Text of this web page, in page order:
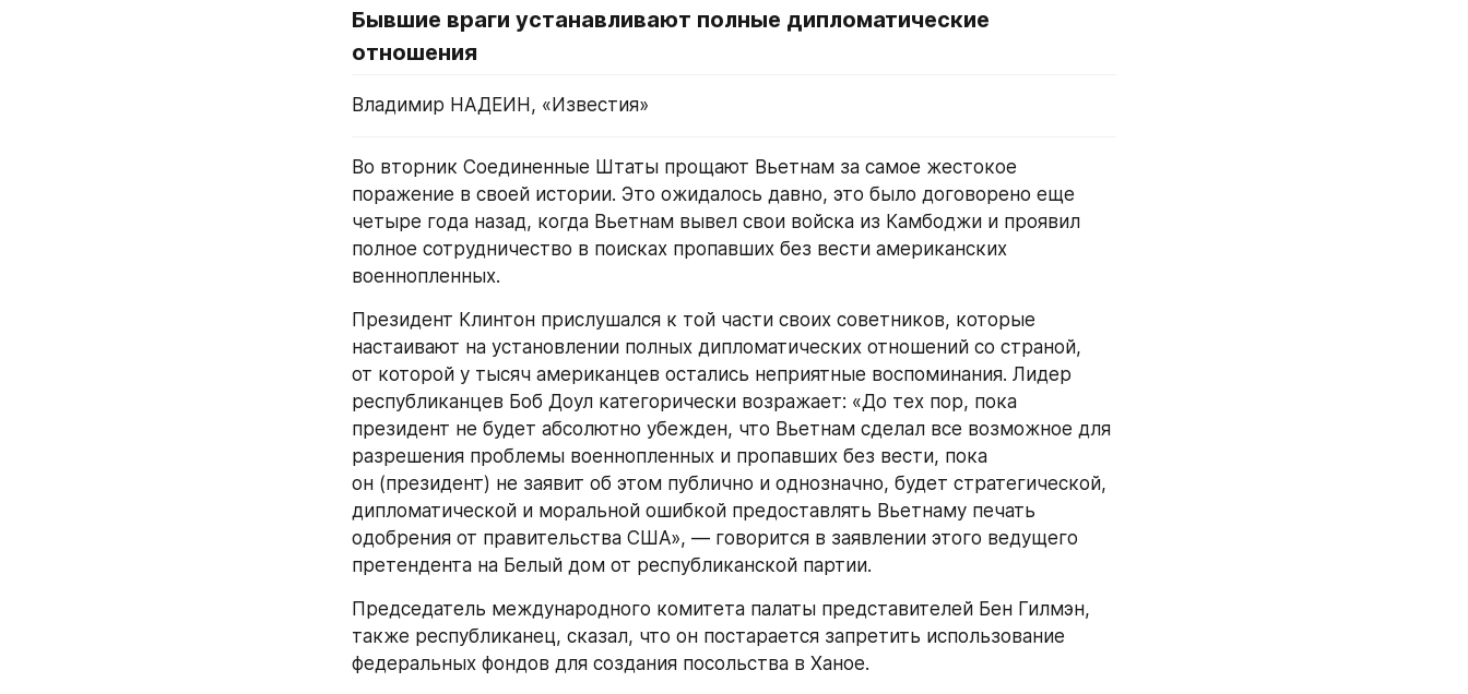
Бывшие враги устанавливают полные дипломатические
отношения
Владимир НАДЕИН, «Известия»
Во вторник Соединенные Штаты прощают Вьетнам за самое жестокое
поражение в своей истории. Это ожидалось давно, это было договорено еще
четыре года назад, когда Вьетнам вывел свои войска из Камбоджи и проявил
полное сотрудничество в поисках пропавших без вести американских
военнопленных.
Президент Клинтон прислушался к той части своих советников, которые
настаивают на установлении полных дипломатических отношений со страной,
от которой у тысяч американцев остались неприятные воспоминания. Лидер
республиканцев Боб Доул категорически возражает: «До тех пор, пока
президент не будет абсолютно убежден, что Вьетнам сделал все возможное для
разрешения проблемы военнопленных и пропавших без вести, пока
он (президент) не заявит об этом публично и однозначно, будет стратегической,
дипломатической и моральной ошибкой предоставлять Вьетнаму печать
одобрения от правительства США», — говорится в заявлении этого ведущего
претендента на Белый дом от республиканской партии.
Председатель международного комитета палаты представителей Бен Гилмэн,
также республиканец, сказал, что он постарается запретить использование
федеральных фондов для создания посольства в Ханое.